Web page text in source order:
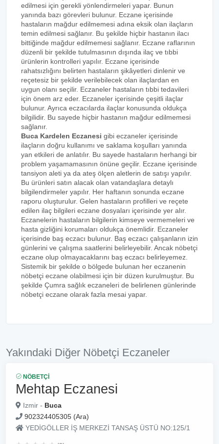
edilmesi için gerekli yönlendirmeleri yapar. Bunun
yanında bazı görevleri bulunur. Eczane içerisinde
hastaların mağdur edilmemesi adına eksik olan ilaçların
temin edilmesi sağlanır. Bu şekilde hiçbir hastanın ilacı
bittiğinde mağdur edilmemesi sağlanır. Eczane raflarının
düzenli bir şekilde tutulmasının dışında ilaç ve tıbbi
ürünlerin kontrolleri yapılır. Eczane içerisinde
rahatsızlığını belirten hastaların şikâyetleri dinlenir ve
reçetesiz bir şekilde verilebilecek olan ilaçlardan en
uygun olanı seçilir. Eczaneler hastaların tıbbi tedavileri
için önem arz eder. Eczaneler içerisinde çeşitli ilaçlar
bulunur. Ayrıca eczacılarda ilaçlar konusunda oldukça
bilgilidir. Bu sayede hiçbir hastanın mağdur edilmemesi
sağlanır.
Buca Kardelen Eczanesi gibi eczaneler içerisinde
ilaçların doğru kullanımı ve saklama koşulları yanında
yan etkileri de anlatılır. Bu sayede hastaların herhangi bir
problem yaşamamasının önüne geçilir. Eczane içerisinde
tansiyon aleti ya da ateş ölçen aletlerin de satışı yapılır.
Bu ürünleri satın alacak olan vatandaşlara detaylı
bilgilendirmeler yapılır. Her haftanın sonunda eczane
raporu oluşturulur. Gelen hastaların profilleri ve reçete
edilen ilaç bilgileri eczane dosyaları içerisinde yer alır.
Eczanelerin hastaların bilgilerin kimseye vermemeleri ve
hasta gizliğini korumaları oldukça önemlidir. Eczaneler
içerisinde baş eczacı bulunur. Baş eczacı çalışanların izin
günlerini ve çalışma saatlerini belirleyebilir. Ancak nöbetçi
eczane olup olmayacaklarını baş eczacı belirleyemez.
Sistemik bir şekilde o bölgede bulunan her eczanenin
nöbetçi eczane olabilmesi için bir düzen kurulmuştur. Bu
şekilde Çumra sağlık eczaneleri de belirlenen günlerinde
nöbetçi eczane olarak fazla mesai yapar.
Yakındaki Diğer Nöbetçi Eczaneler
NÖBETÇI
Mehtap Eczanesi
Izmir - Buca
902324405305 (Ara)
YEDİGÖLLER İŞ MERKEZİ TANSAŞ ÜSTÜ NO:125/1